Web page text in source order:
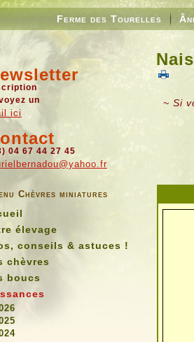
Ferme des Tourelles
un
ici
04 67 44 27 45
Chèvres miniatures
élevage
conseils & astuces !
chèvres
boucs
~ Si